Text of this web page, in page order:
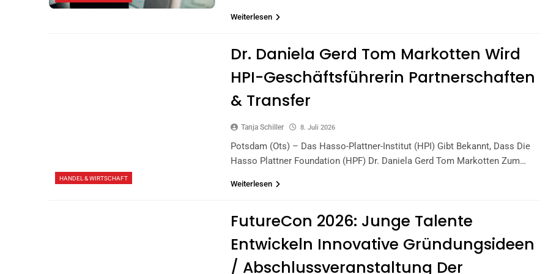
Weiterlesen
HANDEL & WIRTSCHAFT
Dr. Daniela Gerd Tom Markotten Wird
HPI-Geschäftsführerin Partnerschaften
& Transfer
Tanja Schiller 8. Juli 2026
Potsdam (ots) – Das Hasso-Plattner-Institut (HPI) Gibt Bekannt, Dass Die
Hasso Plattner Foundation (HPF) Dr. Daniela Gerd Tom Markotten Zum…
Weiterlesen
FutureCon 2026: Junge Talente
Entwickeln Innovative Gründungsideen
/ Abschlussveranstaltung Der